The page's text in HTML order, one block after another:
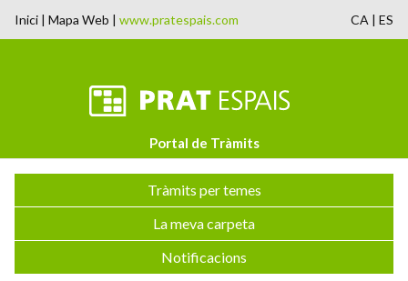
Inici | Mapa Web | www.pratespais.com CA | ES
Portal de Tràmits
Tràmits per temes
La meva carpeta
Notificacions